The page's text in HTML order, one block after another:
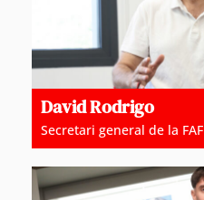
David Rodrigo
Secretari general de la FAF